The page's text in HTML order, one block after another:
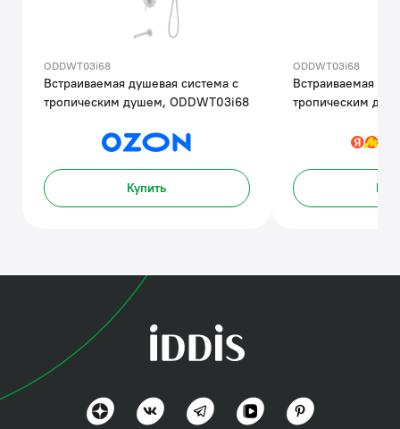
ODDWT03i68
Встраиваемая душевая система с
тропическим душем, ODDWT03i68
Купить
ODDWT03i68
Встраиваемая
тропическим